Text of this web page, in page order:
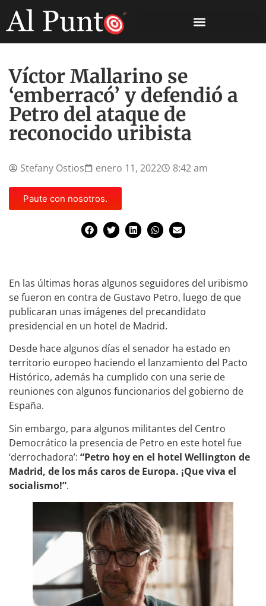
Víctor Mallarino se
‘emberracó’ y defendió a
Petro del ataque de
reconocido uribista
Stefany Ostios enero 11, 2022 8:42 am
Paute con nosotros.
En las últimas horas algunos seguidores del uribismo
se fueron en contra de Gustavo Petro, luego de que
publicaran unas imágenes del precandidato
presidencial en un hotel de Madrid.
Desde hace algunos días el senador ha estado en
territorio europeo haciendo el lanzamiento del Pacto
Histórico, además ha cumplido con una serie de
reuniones con algunos funcionarios del gobierno de
España.
Sin embargo, para algunos militantes del Centro
Democrático la presencia de Petro en este hotel fue
‘derrochadora’: “Petro hoy en el hotel Wellingtᴏn de
Madrid, de los más caros de Europa. ¡Que viva el
socialismo!”.